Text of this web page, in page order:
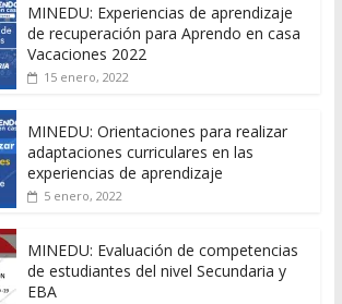
MINEDU: Experiencias de aprendizaje
de recuperación para Aprendo en casa
Vacaciones 2022
15 enero, 2022
MINEDU: Orientaciones para realizar
adaptaciones curriculares en las
experiencias de aprendizaje
5 enero, 2022
MINEDU: Evaluación de competencias
de estudiantes del nivel Secundaria y
EBA